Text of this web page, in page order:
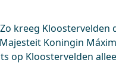
kreeg Kloostervelden
Koningin
op Kloostervelden